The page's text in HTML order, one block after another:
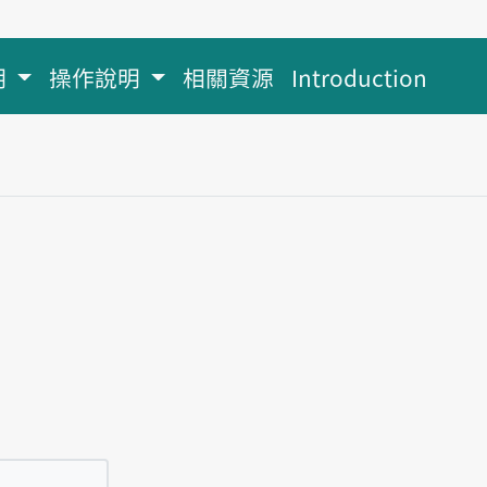
操作說明 相關資源 Introduction